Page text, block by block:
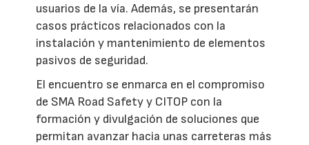
usuarios de la vía. Además, se presentarán
casos prácticos relacionados con la
instalación y mantenimiento de elementos
pasivos de seguridad.
El encuentro se enmarca en el compromiso
de SMA Road Safety y CITOP con la
formación y divulgación de soluciones que
permitan avanzar hacia unas carreteras más